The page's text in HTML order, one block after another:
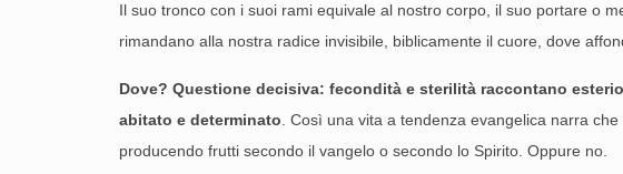
Il suo tronco con i suoi rami equivale al nostro corpo, il suo portare o
rimandano alla nostra radice invisibile, biblicamente il cuore, dove
Dove? Questione decisiva: fecondità e sterilità raccontano
abitato e determinato . Così una vita a tendenza evangelica narra
producendo frutti secondo il vangelo o secondo lo Spirito. Oppure no.